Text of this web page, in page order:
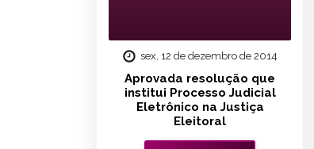
sex, 12 de dezembro de 2014
Aprovada resolução que
institui Processo Judicial
Eletrônico na Justiça
Eleitoral